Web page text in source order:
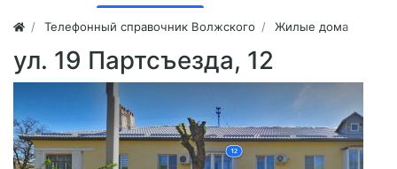
Телефонный справочник Волжского Жилые дома
ул. 19 Партсъезда, 12